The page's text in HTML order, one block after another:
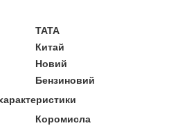
TATA
Китай
Новий
Бензиновий
Коромисла